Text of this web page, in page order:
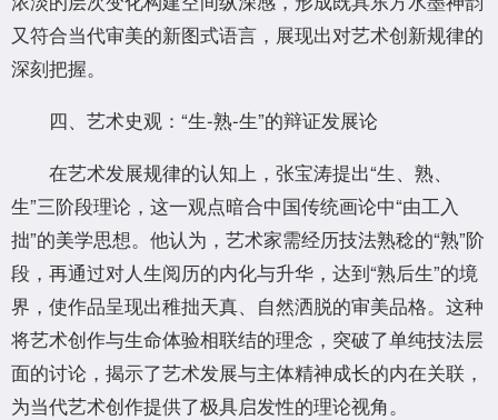
又符合当代审美的新图式语言，展现出对艺术创新规律的
深刻把握。
四、艺术史观：“生-熟-生”的辩证发展论
在艺术发展规律的认知上，张宝涛提出“生、熟、
生”三阶段理论，这一观点暗合中国传统画论中“由工入
拙”的美学思想。他认为，艺术家需经历技法熟稔的“熟”阶
段，再通过对人生阅历的内化与升华，达到“熟后生”的境
界，使作品呈现出稚拙天真、自然洒脱的审美品格。这种
将艺术创作与生命体验相联结的理念，突破了单纯技法层
面的讨论，揭示了艺术发展与主体精神成长的内在关联，
为当代艺术创作提供了极具启发性的理论视角。